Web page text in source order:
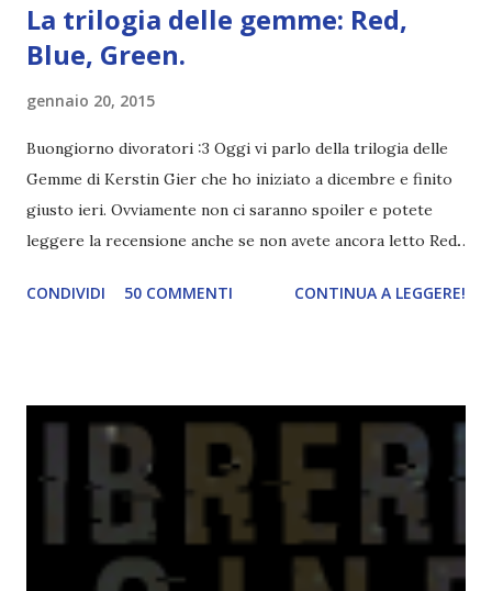
La trilogia delle gemme: Red,
Blue, Green.
gennaio 20, 2015
Buongiorno divoratori :3 Oggi vi parlo della trilogia delle
Gemme di Kerstin Gier che ho iniziato a dicembre e finito
giusto ieri. Ovviamente non ci saranno spoiler e potete
leggere la recensione anche se non avete ancora letto Red.
Green sono state delle letture molto piacevoli ma non
potete capire le mie aspettative! Innanzitutto, se la Gier o
probabilmente lo avrei apprezzato molto di più. Red è
molto introduttivo, nel senso che in trecento pagine non
succede un bel niente. E non ha nemmeno un finale ._.
finisce esattamente nel bel mezzo della storia (anzi, quale
CONDIVIDI 50 COMMENTI CONTINUA A LEGGERE!